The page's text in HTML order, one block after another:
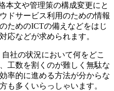
本文や管理策の構成変更にと
ドサービス利用のための情報
ためのICTの備えなどをはじ
応などが求められます。
社の状況において何をどこ
工数を割くのが難しく無駄な
率的に進める方法が分からな
も多くいらっしゃいます。